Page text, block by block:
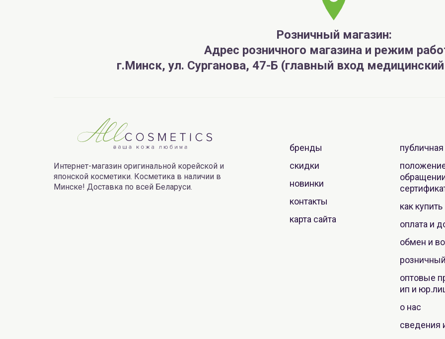
Розничный магазин:
Адрес розничного магазина и режим
г.Минск, ул. Сурганова, 47-Б (главный вход
Интернет-магазин оригинальной корейской и
японской косметики. Косметика в наличии в
Минске! Доставка по всей Беларуси.
бренды
скидки
новинки
контакты
карта сайта
как купить
оплата и
обмен и
оптовые
ип и
о нас
сведения